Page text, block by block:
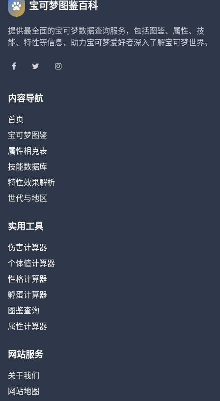
宝可梦图鉴百科
提供最全面的宝可梦数据查询服务，包括图鉴、属性、技
能、特性等信息，助力宝可梦爱好者深入了解宝可梦世界。
内容导航
首页
宝可梦图鉴
属性相克表
技能数据库
特性效果解析
世代与地区
实用工具
伤害计算器
个体值计算器
性格计算器
孵蛋计算器
图鉴查询
属性计算器
网站服务
关于我们
网站地图